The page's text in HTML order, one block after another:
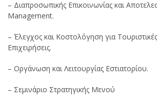
– Διαπροσωπικής Επικοινωνίας και
Management.
– Έλεγχος και Κοστολόγηση για Τουριστικές
Επιχειρήσεις.
– Οργάνωση και Λειτουργίας Εστιατορίου.
– Σεμινάριο Στρατηγικής Μενού